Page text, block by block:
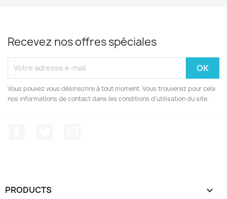
Recevez nos offres spéciales
Vous pouvez vous désinscrire à tout moment. Vous trouverez pour cela
nos informations de contact dans les conditions d'utilisation du site.
PRODUCTS 